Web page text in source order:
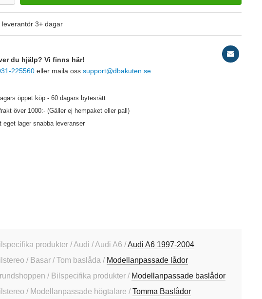
leverantör 3+ dagar
du hjälp? Vi finns här!
225560 eller maila oss support@dbakuten.se
öppet köp - 60 dagars bytesrätt
över 1000:- (Gäller ej hempaket eller pall)
eget lager snabba leveranser
produkter / Audi / Audi A6 /Audi A6 1997-2004
/ Basar / Tom baslåda / Modellanpassade lådor
/ Bilspecifika produkter / Modellanpassade baslådor
/ Modellanpassade högtalare /Tomma Baslådor